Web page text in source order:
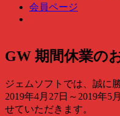
会員ページ
GW 期間休業の
ジェムソフトでは、誠に
2019年4月27日～2019年5
せていただきます。